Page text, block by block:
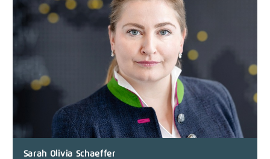
Sarah Olivia Schaeffer